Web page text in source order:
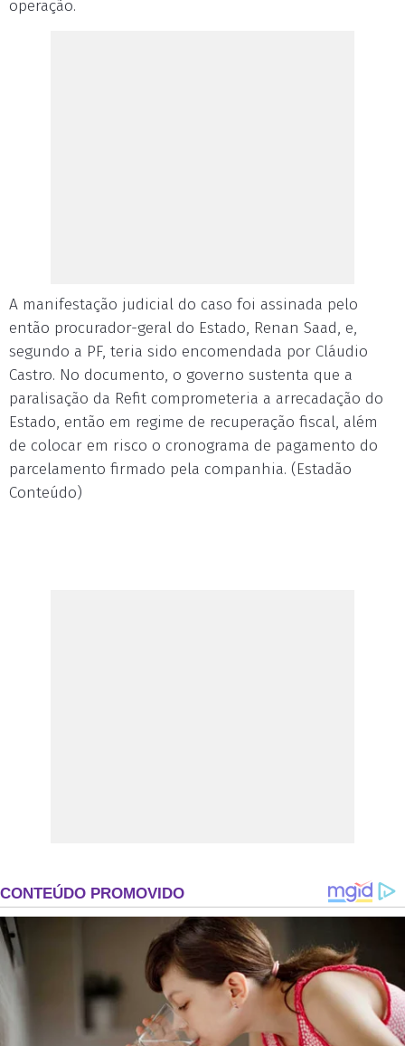
operação.
A manifestação judicial do caso foi assinada pelo
então procurador-geral do Estado, Renan Saad, e,
segundo a PF, teria sido encomendada por Cláudio
Castro. No documento, o governo sustenta que a
paralisação da Refit comprometeria a arrecadação do
Estado, então em regime de recuperação fiscal, além
de colocar em risco o cronograma de pagamento do
parcelamento firmado pela companhia. (Estadão
Conteúdo)